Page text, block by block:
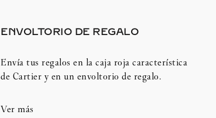
ENVOLTORIO DE REGALO
Envía tus regalos en la caja roja característica
de Cartier y en un envoltorio de regalo.
Ver más